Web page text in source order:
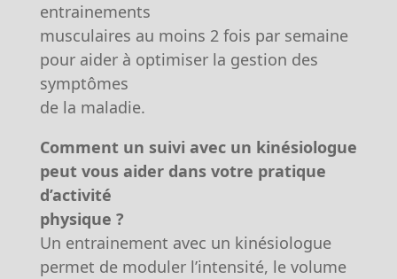
entrainements
musculaires au moins 2 fois par semaine
pour aider à optimiser la gestion des
symptômes
de la maladie.
Comment un suivi avec un kinésiologue
peut vous aider dans votre pratique
d’activité
physique ?
Un entrainement avec un kinésiologue
permet de moduler l’intensité, le volume